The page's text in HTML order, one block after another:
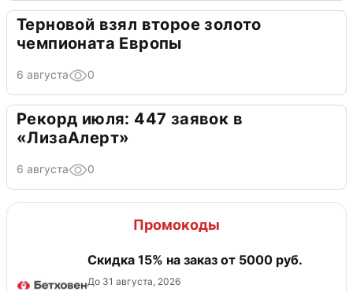
Терновой взял второе золото
чемпионата Европы
6 августа 0
Рекорд июля: 447 заявок в
«ЛизаАлерт»
6 августа 0
Промокоды
Скидка 15% на заказ от 5000 руб.
До 31 августа, 2026